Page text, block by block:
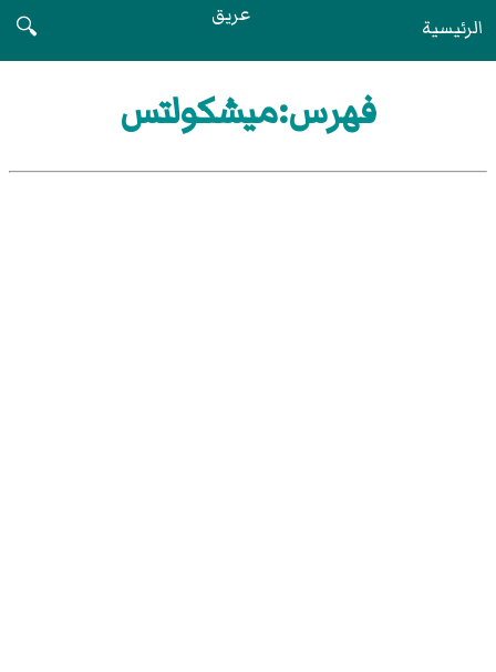
الرئيسية عريق
🔍
فهرس:ميشكولتس